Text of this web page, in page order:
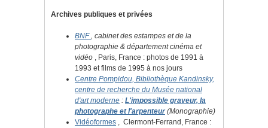
Archives publiques et privées
BNF, cabinet des estampes et de la
photographie & département cinéma et
vidéo , Paris, France : photos de 1991 à
1993 et ​​films de 1995 à nos jours
Centre Pompidou, Bibliothèque Kandinsky,
centre de recherche du Musée national
d'art moderne : L'impossible graveur, la
photographe et l'arpenteur (Monographie)
Vidéoformes , Clermont-Ferrand, France :